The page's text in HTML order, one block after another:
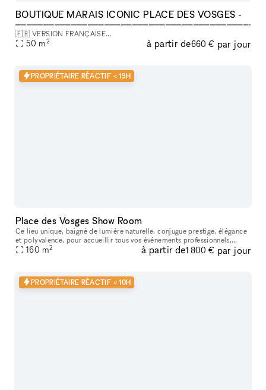
BOUTIQUE MARAIS ICONIC PLACE DES VOSGES -
═══════════════════════════════════════════
🇫🇷 VERSION FRANÇAISE
═══════════════════════════════════════════
LÀ OÙ VOTRE ÉVÉNEMENT FAIT LA DIFFÉRENCE, On dit souvent que
50 m2 à partir de660 € par jour
PROPRIÉTAIRE RÉACTIF < 19H
Place des Vosges Show Room
Ce lieu unique, baigné de lumière naturelle, conjugue prestige, élégance
et polyvalence, pour accueillir tous vos événements professionnels,
privés ou créatifs. Que vous soyez à la recherche d’un lie
160 m2 à partir de1 800 € par jour
PROPRIÉTAIRE RÉACTIF < 10H